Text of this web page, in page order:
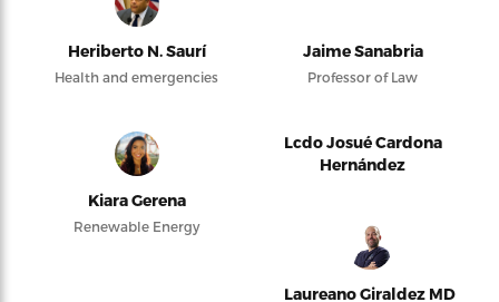
Heriberto N. Saurí
Health and emergencies
Jaime Sanabria
Professor of Law
Kiara Gerena
Renewable Energy
Lcdo Josué Cardona
Hernández
Laureano Giraldez MD